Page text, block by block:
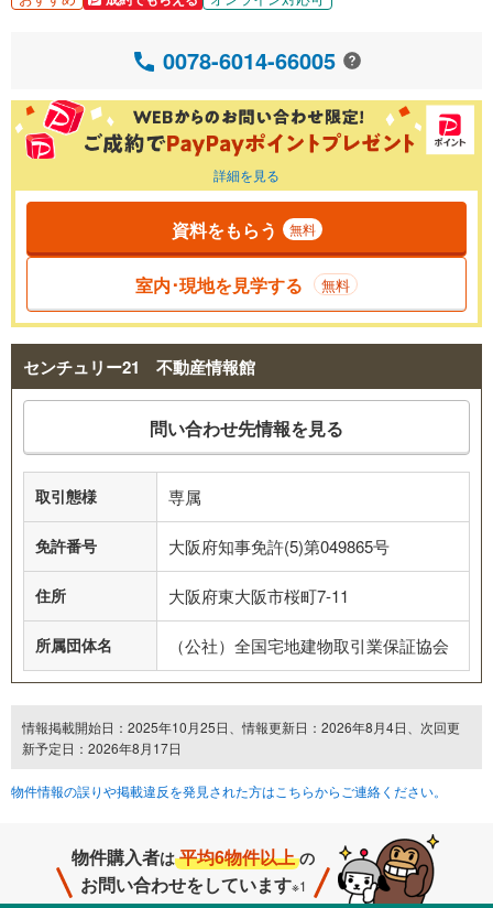
0078-6014-66005
詳細を見る
資料をもらう 無料
室内･現地を見学する 無料
センチュリー21 不動産情報館
問い合わせ先情報を見る
取引態様 専属
免許番号 大阪府知事免許(5)第049865号
住所 大阪府東大阪市桜町7-11
所属団体名 （公社）全国宅地建物取引業保証協会
情報掲載開始日：2025年10月25日、情報更新日：2026年8月4日、次回更
新予定日：2026年8月17日
物件情報の誤りや掲載違反を発見された方はこちらからご連絡ください。
物件購入者は 平均6物件以上 の
お問い合わせをしています※1